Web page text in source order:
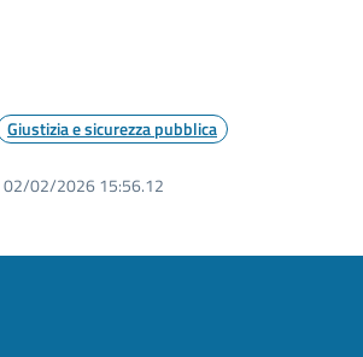
Giustizia e sicurezza pubblica
02/02/2026 15:56.12